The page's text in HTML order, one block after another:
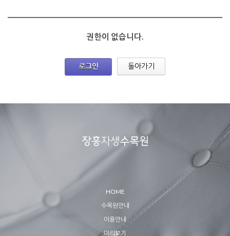
권한이 없습니다.
로그인 돌아가기
HOME
수목원안내
이용안내
미리보기